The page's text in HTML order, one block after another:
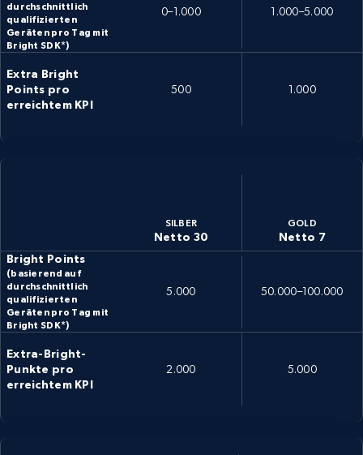
durchschnittlich
qualifizierten
Geräten pro Tag mit
Bright SDK*)
0–1.000 1.000–5.000
Extra Bright
Points pro
erreichtem KPI
500 1.000
SILBER
Netto 30
GOLD
Netto 7
Bright Points
(basierend auf
durchschnittlich
qualifizierten
Geräten pro Tag mit
Bright SDK*)
5.000 50.000–100.000
Extra-Bright-
Punkte pro
erreichtem KPI
2.000 5.000